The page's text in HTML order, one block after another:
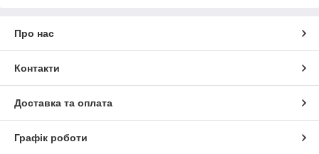
Про нас
Контакти
Доставка та оплата
Графік роботи